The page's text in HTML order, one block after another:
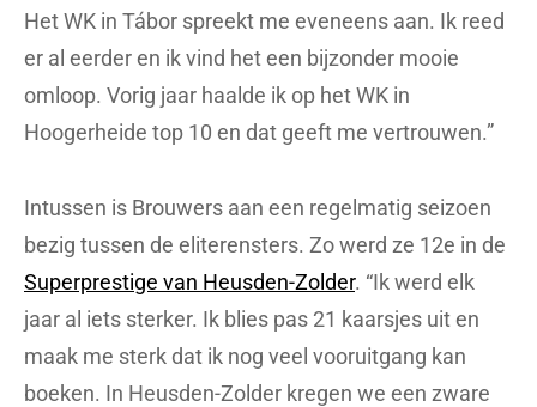
Het WK in Tábor spreekt me eveneens aan. Ik reed
er al eerder en ik vind het een bijzonder mooie
omloop. Vorig jaar haalde ik op het WK in
Hoogerheide top 10 en dat geeft me vertrouwen.”
Intussen is Brouwers aan een regelmatig seizoen
bezig tussen de eliterensters. Zo werd ze 12e in de
Superprestige van Heusden-Zolder. “Ik werd elk
jaar al iets sterker. Ik blies pas 21 kaarsjes uit en
maak me sterk dat ik nog veel vooruitgang kan
boeken. In Heusden-Zolder kregen we een zware